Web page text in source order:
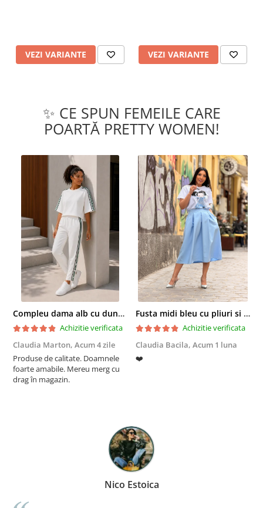
VEZI VARIANTE VEZI VARIANTE
✨ CE SPUN FEMEILE CARE
POARTĂ PRETTY WOMEN!
Compleu dama alb cu dungi laterale in nuante de verde si negru
Achizitie verificata
Claudia Marton, Acum 4 zile
Produse de calitate. Doamnele
foarte amabile. Mereu merg cu
drag în magazin.
Fusta midi bleu cu pliuri si buzunare
Achizitie verificata
Claudia Bacila, Acum 1 luna
❤️
Nico Estoica